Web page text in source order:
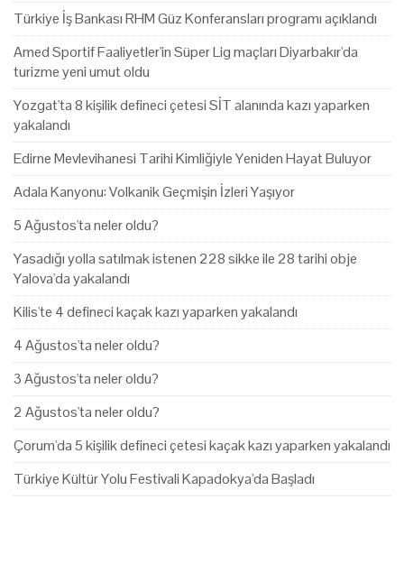
Türkiye İş Bankası RHM Güz Konferansları programı açıklandı
Amed Sportif Faaliyetler'in Süper Lig maçları Diyarbakır'da
turizme yeni umut oldu
Yozgat'ta 8 kişilik defineci çetesi SİT alanında kazı yaparken
yakalandı
Edirne Mevlevihanesi Tarihi Kimliğiyle Yeniden Hayat Buluyor
Adala Kanyonu: Volkanik Geçmişin İzleri Yaşıyor
5 Ağustos'ta neler oldu?
Yasadığı yolla satılmak istenen 228 sikke ile 28 tarihi obje
Yalova'da yakalandı
Kilis'te 4 defineci kaçak kazı yaparken yakalandı
4 Ağustos'ta neler oldu?
3 Ağustos'ta neler oldu?
2 Ağustos'ta neler oldu?
Çorum'da 5 kişilik defineci çetesi kaçak kazı yaparken yakalandı
Türkiye Kültür Yolu Festivali Kapadokya'da Başladı